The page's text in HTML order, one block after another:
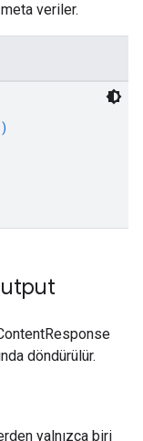
veriler.
)
döndürülür.
yalnızca biri